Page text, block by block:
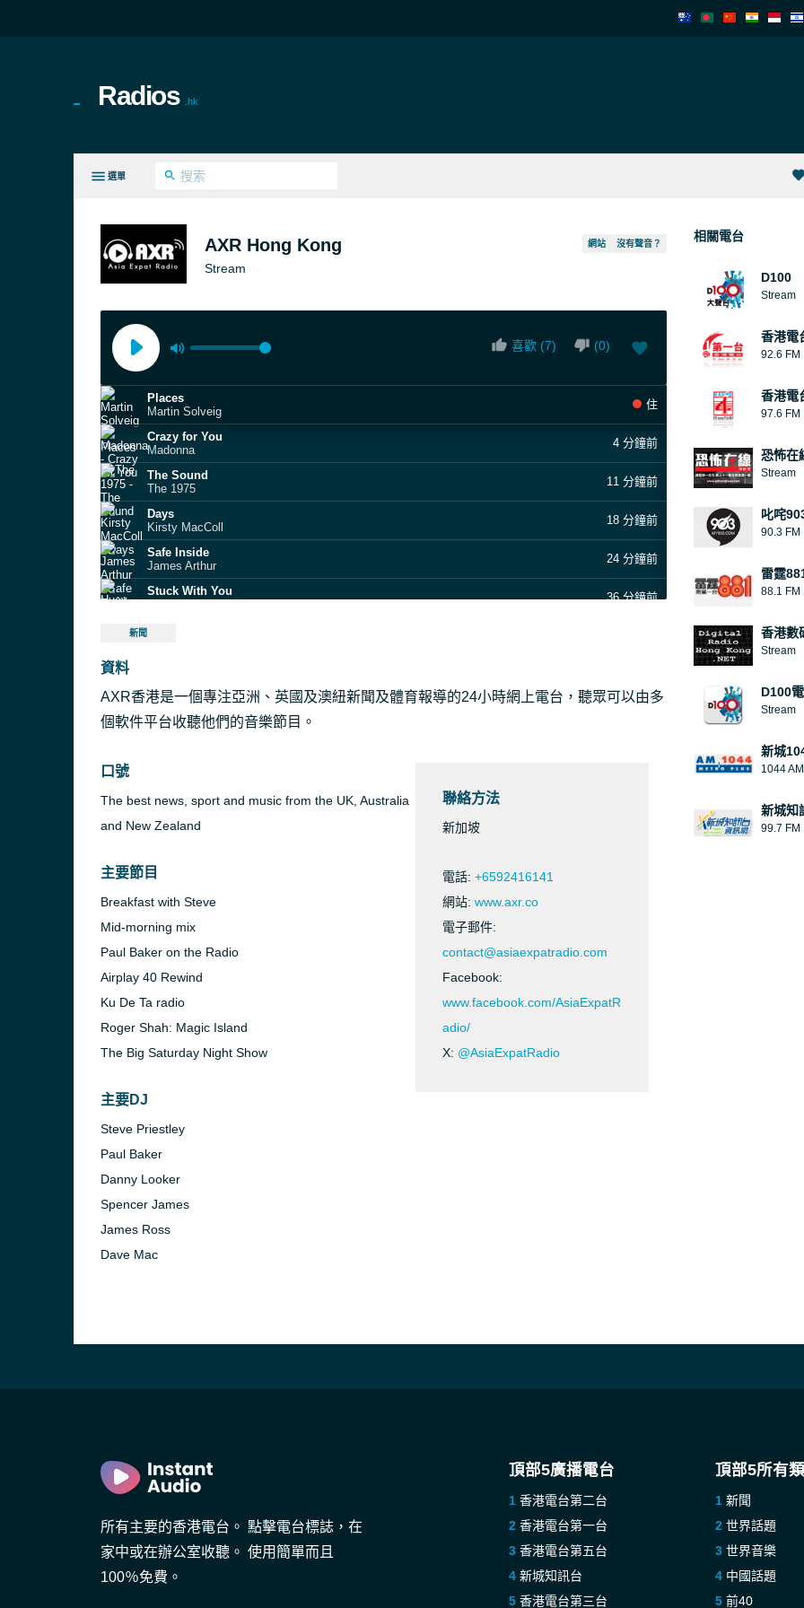
Radios .hk
選單
AXR Hong Kong
Stream
網站 沒有聲音？
喜歡 (7) (0)
Places
Martin Solveig
住
Crazy for You
Madonna
4 分鐘前
The Sound
The 1975
11 分鐘前
Days
Kirsty MacColl
18 分鐘前
Safe Inside
James Arthur
24 分鐘前
Stuck With You
Huey Lewis and the News
36 分鐘前
Boys (Summertime Love)
Sabrina
新聞
資料
AXR香港是一個專注亞洲、英國及澳紐新聞及體育報導的24小時網上電台，聽眾可以由多
個軟件平台收聽他們的音樂節目。
口號
The best news, sport and music from the UK, Australia
and New Zealand
主要節目
Breakfast with Steve
Mid-morning mix
Paul Baker on the Radio
Airplay 40 Rewind
Ku De Ta radio
Roger Shah: Magic Island
The Big Saturday Night Show
主要DJ
Steve Priestley
Paul Baker
Danny Looker
Spencer James
James Ross
Dave Mac
聯絡方法
新加坡
電話: +6592416141
網站: www.axr.co
電子郵件:
contact@asiaexpatradio.com
Facebook:
www.facebook.com/AsiaExpatR
adio/
X: @AsiaExpatRadio
相關電台
D100
Stream
香港電
92.6 FM
香港電
97.6 FM
恐怖在
Stream
叱咤
90.3 FM
雷霆
88.1 FM
香港數
Stream
D100
Stream
新城
1044 AM
新城知
99.7 FM
所有主要的香港電台。 點擊電台標誌，在
家中或在辦公室收聽。 使用簡單而且
100％免費。
頂部5廣播電台
香港電台第二台
香港電台第一台
香港電台第五台
新城知訊台
香港電台第三台
頂部5所有
新聞
世界話題
世界音樂
中國話題
前40